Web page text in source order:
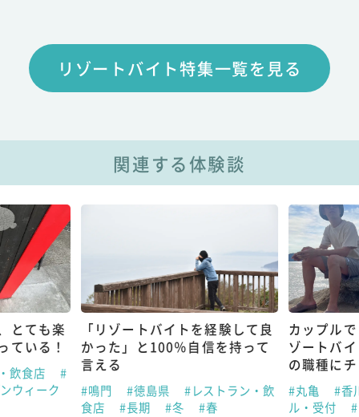
リゾートバイト特集一覧を見る
関連する体験談
とても楽
ている！
飲食店
#
ウィーク
「リゾートバイトを経験して良
かった」と100％自信を持って
言える
#鳴門 #徳島県
#レストラン・飲
食店
#長期 #冬 #春
カップル
ゾートバ
の職種に
#丸亀
#香
ル・受付